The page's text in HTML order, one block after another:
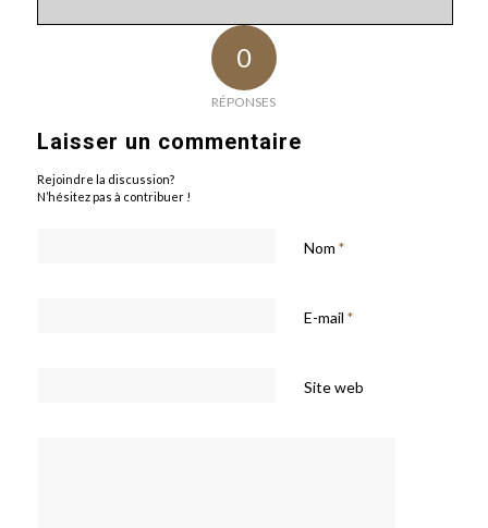
0
RÉPONSES
Laisser un commentaire
Rejoindre la discussion?
N’hésitez pas à contribuer !
Nom *
E-mail *
Site web